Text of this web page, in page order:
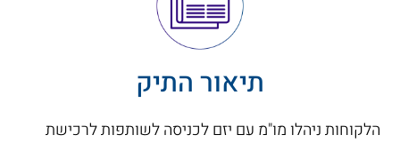
תיאור התיק
הלקוחות ניהלו מו"מ עם יזם לכניסה לשותפות לרכישת